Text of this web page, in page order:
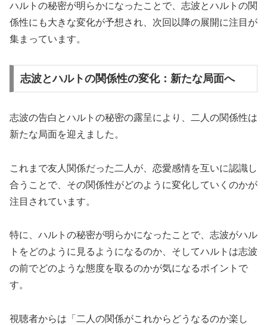
ハルトの秘密が明らかになったことで、志波とハルトの関
係性にも大きな変化が予想され、次回以降の展開に注目が
集まっています。
志波とハルトの関係性の変化：新たな局面へ
志波の告白とハルトの秘密の露呈により、二人の関係性は
新たな局面を迎えました。
これまで友人関係だった二人が、恋愛感情を互いに認識し
合うことで、その関係性がどのように変化していくのかが
注目されています。
特に、ハルトの秘密が明らかになったことで、志波がハル
トをどのように見るようになるのか、そしてハルトは志波
の前でどのような態度を取るのかが気になるポイントで
す。
視聴者からは「二人の関係がこれからどうなるのか楽し